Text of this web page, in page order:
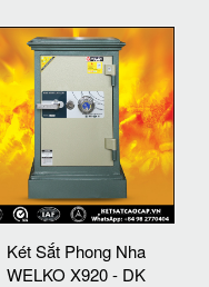
Két Sắt Phong Nha
WELKO X920 - DK